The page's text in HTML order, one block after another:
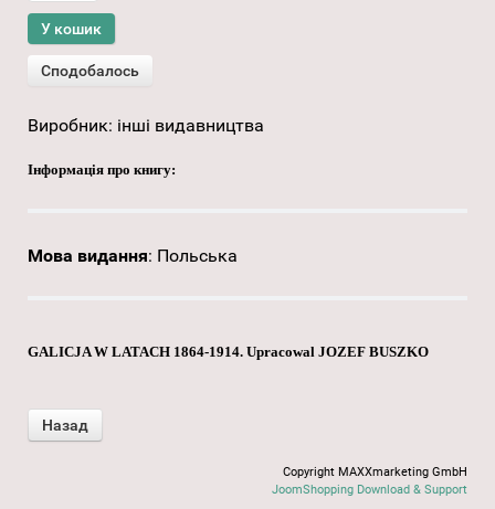
Виробник: інші видавництва
Інформація про книгу:
Мова видання: Польська
GALICJA W LATACH 1864-1914. Upracowal JOZEF BUSZKO
Copyright MAXXmarketing GmbH
JoomShopping Download & Support